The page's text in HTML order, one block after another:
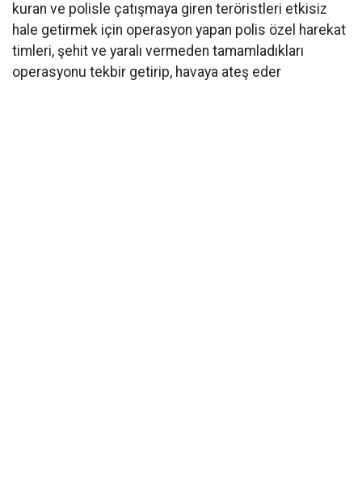
kuran ve polisle çatışmaya giren teröristleri etkisiz
hale getirmek için operasyon yapan polis özel harekat
timleri, şehit ve yaralı vermeden tamamladıkları
operasyonu tekbir getirip, havaya ateş eder